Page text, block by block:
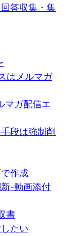
答収集・集
はメルマガ
マガ配信エ
段は強制削
作成
-動画添付
書
たい